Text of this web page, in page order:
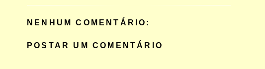
NENHUM COMENTÁRIO:
POSTAR UM COMENTÁRIO